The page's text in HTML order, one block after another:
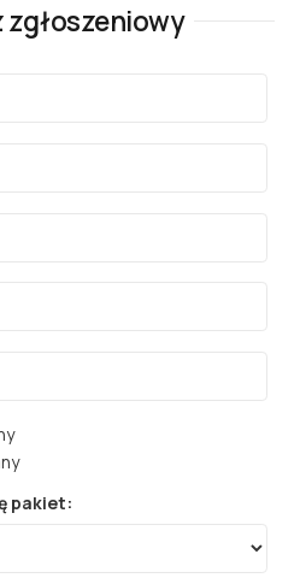
zgłoszeniowy
pakiet: